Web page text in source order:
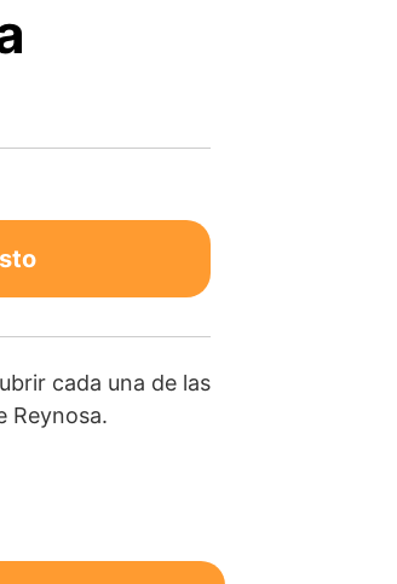
cada una de las
Reynosa.